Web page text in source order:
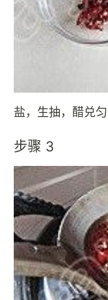
盐，生抽，醋兑匀
步骤 3